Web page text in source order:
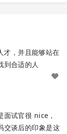
才，并且能够站在
到合适的人
面试官很 nice，
交谈后的印象是这